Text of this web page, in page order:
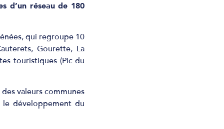
d’un réseau de 180
qui regroupe 10
Gourette, La
touristiques (Pic du
valeurs communes
développement du